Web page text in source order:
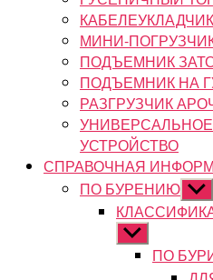
КАБЕЛЕУКЛАДЧИК
МИНИ-
ПОДЪЕМНИК
ПОДЪЕМНИК НА
РАЗГРУЗЧИК
УСТРОЙСТВО
СПРАВОЧНАЯ
ПО БУРЕНИЮ
Показывать
подменю
ПО